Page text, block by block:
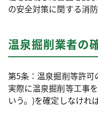
の安全対策に関する消
温泉掘削業者の
第5条：温泉掘削等許
実際に温泉掘削等工事
いう。)を確定しなけれ